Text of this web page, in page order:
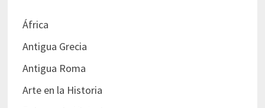
África
Antigua Grecia
Antigua Roma
Arte en la Historia